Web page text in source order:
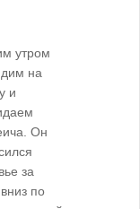
утром
на
и
Он
за
по